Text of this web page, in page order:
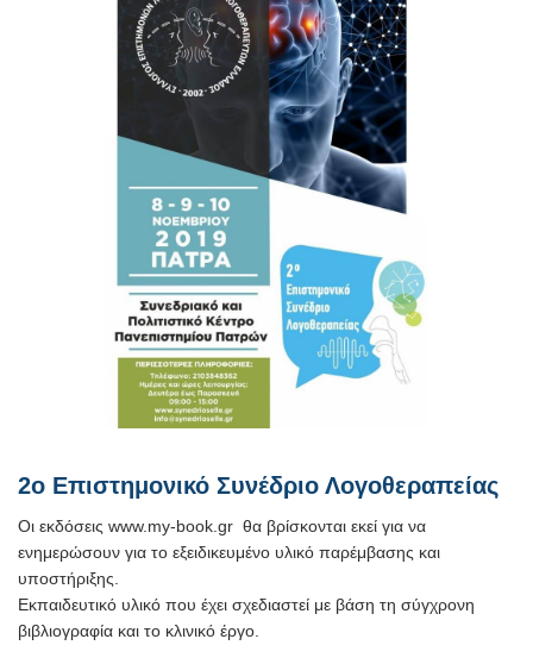
2ο Επιστημονικό Συνέδριο Λογοθεραπείας
Οι εκδόσεις www.my-book.gr θα βρίσκονται εκεί για να
ενημερώσουν για το εξειδικευμένο υλικό παρέμβασης και
υποστήριξης.
Εκπαιδευτικό υλικό που έχει σχεδιαστεί με βάση τη σύγχρονη
βιβλιογραφία και το κλινικό έργο.